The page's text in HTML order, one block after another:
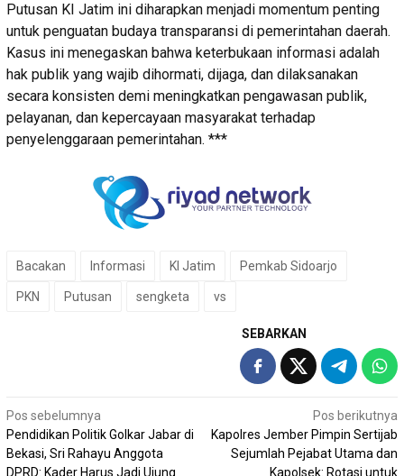
Putusan KI Jatim ini diharapkan menjadi momentum penting
untuk penguatan budaya transparansi di pemerintahan daerah.
Kasus ini menegaskan bahwa keterbukaan informasi adalah
hak publik yang wajib dihormati, dijaga, dan dilaksanakan
secara konsisten demi meningkatkan pengawasan publik,
pelayanan, dan kepercayaan masyarakat terhadap
penyelenggaraan pemerintahan. ***
Bacakan Informasi KI Jatim Pemkab Sidoarjo
PKN Putusan sengketa vs
SEBARKAN
Navigasi
pos
Pos sebelumnya
Pendidikan Politik Golkar Jabar di
Bekasi, Sri Rahayu Anggota
DPRD: Kader Harus Jadi Ujung
Pos berikutnya
Kapolres Jember Pimpin Sertijab
Sejumlah Pejabat Utama dan
Kapolsek: Rotasi untuk